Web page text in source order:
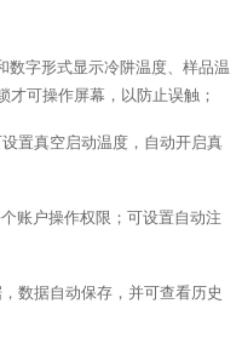
数字形式显示冷阱温度、样品温
可操作屏幕，以防止误触；
置真空启动温度，自动开启真
账户操作权限；可设置自动注
数据自动保存，并可查看历史